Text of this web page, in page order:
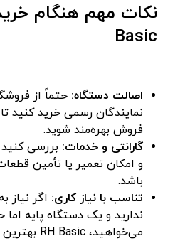
Basic
اصالت دستگاه: حتماً از
نمایندگان رسمی خرید کنید
فروش بهره‌مند شوید.
گارانتی و خدمات: بررسی کنید
و امکان تعمیر یا تأمین
باشد.
تناسب با نیاز کاری: اگر نیاز
ندارید و یک دستگاه پایه اما
می‌خواهید، RH Basic بهترین گزینه است.